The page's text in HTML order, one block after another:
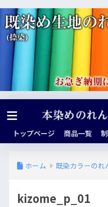
トップページ 商品一覧
ホーム 既染カラーのれ
kizome_p_01